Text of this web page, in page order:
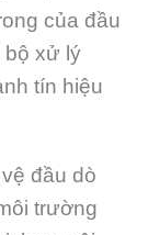
của đầu
bộ xử lý
tín hiệu
đầu dò
trường